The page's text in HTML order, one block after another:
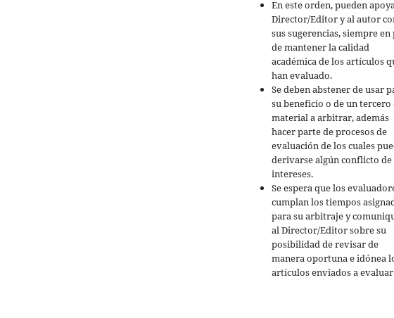
En este orden, pueden
Director/Editor y al autor
sus sugerencias, siempre
de mantener la calidad
académica de los artículos
han evaluado.
Se deben abstener de usar
su beneficio o de un tercero
material a arbitrar, además
hacer parte de procesos de
evaluación de los cuales
derivarse algún conflicto de
intereses.
Se espera que los
cumplan los tiempos
para su arbitraje y
al Director/Editor sobre su
posibilidad de revisar de
manera oportuna e idónea
artículos enviados a